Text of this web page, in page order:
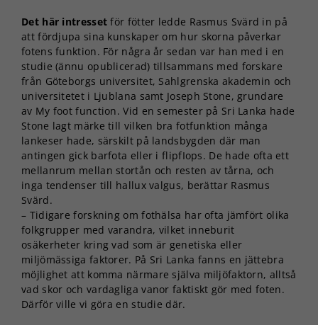
Det här intressetför fötter ledde Rasmus Svärd in på
att fördjupa sina kunskaper om hur skorna påverkar
fotens funktion. För några år sedan var han med i en
studie (ännu opublicerad) tillsammans med forskare
från Göteborgs universitet, Sahlgrenska akademin och
universitetet i Ljublana samt Joseph Stone, grundare
av My foot function. Vid en semester på Sri Lanka hade
Stone lagt märke till vilken bra fotfunktion många
lankeser hade, särskilt på landsbygden där man
antingen gick barfota eller i flipfIops. De hade ofta ett
mellanrum mellan stortån och resten av tårna, och
inga tendenser till hallux valgus, berättar Rasmus
Svärd.
– Tidigare forskning om fothälsa har ofta jämfört olika
folkgrupper med varandra, vilket inneburit
osäkerheter kring vad som är genetiska eller
miljömässiga faktorer. På Sri Lanka fanns en jättebra
möjlighet att komma närmare själva miljöfaktorn, alltså
vad skor och vardagliga vanor faktiskt gör med foten.
Därför ville vi göra en studie där.